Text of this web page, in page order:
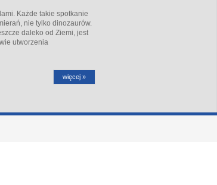
Każde takie spotkanie
nie tylko dinozaurów.
daleko od Ziemi, jest
utworzenia
więcej »